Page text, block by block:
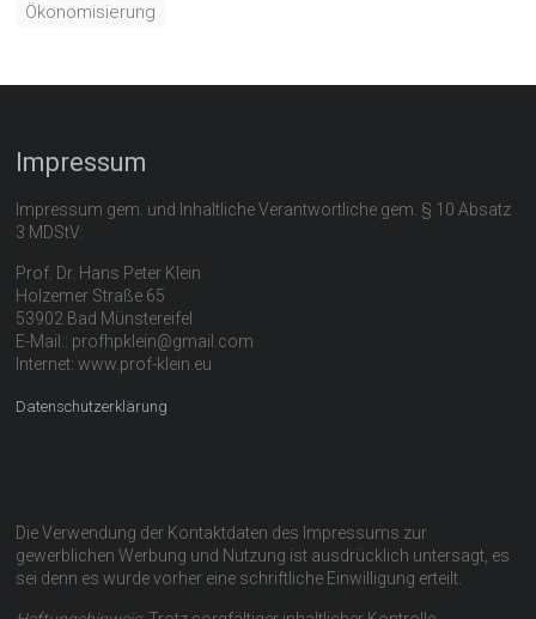
Ökonomisierung
Impressum
Impressum gem. und Inhaltliche Verantwortliche gem. § 10 Absatz
3 MDStV:
Prof. Dr. Hans Peter Klein
Holzemer Straße 65
53902 Bad Münstereifel
E-Mail.: profhpklein@gmail.com
Internet: www.prof-klein.eu
Datenschutzerklärung
Die Verwendung der Kontaktdaten des Impressums zur
gewerblichen Werbung und Nutzung ist ausdrücklich untersagt, es
sei denn es wurde vorher eine schriftliche Einwilligung erteilt.